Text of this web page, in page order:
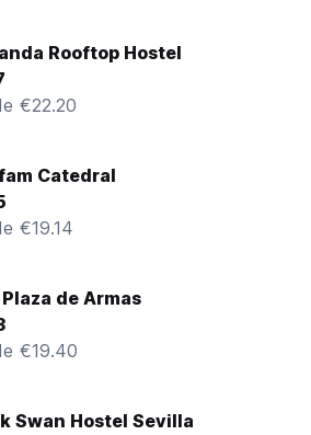
Rooftop Hostel
€22.20
Catedral
€19.14
de Armas
€19.40
Swan Hostel Sevilla